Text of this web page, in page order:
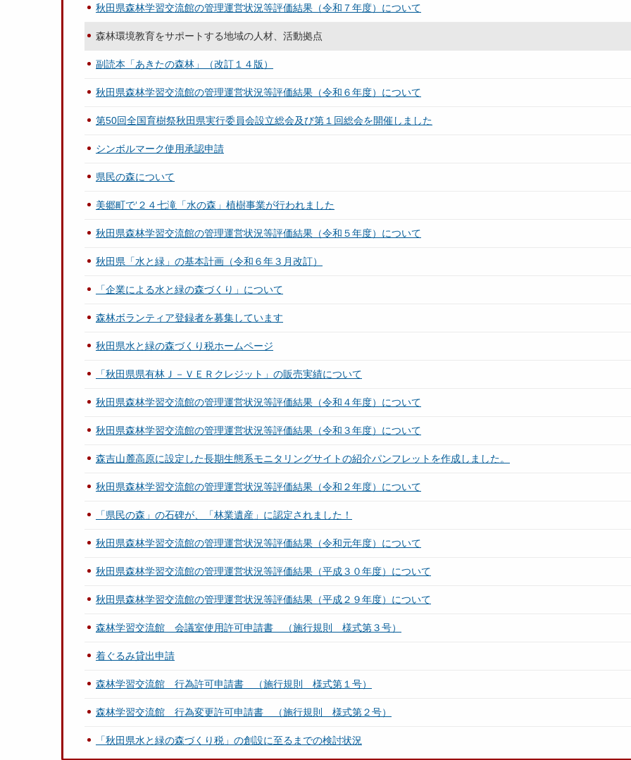
秋田県森林学習交流館の管理運営状況等評価結果（令和７年度）について
森林環境教育をサポートする地域の人材、活動拠点
副読本「あきたの森林」（改訂１４版）
秋田県森林学習交流館の管理運営状況等評価結果（令和６年度）について
第50回全国育樹祭秋田県実行委員会設立総会及び第１回総会を開催しました
シンボルマーク使用承認申請
県民の森について
美郷町で‘２４七滝「水の森」植樹事業が行われました
秋田県森林学習交流館の管理運営状況等評価結果（令和５年度）について
秋田県「水と緑」の基本計画（令和６年３月改訂）
「企業による水と緑の森づくり」について
森林ボランティア登録者を募集しています
秋田県水と緑の森づくり税ホームページ
「秋田県県有林Ｊ－ＶＥＲクレジット」の販売実績について
秋田県森林学習交流館の管理運営状況等評価結果（令和４年度）について
秋田県森林学習交流館の管理運営状況等評価結果（令和３年度）について
森吉山麓高原に設定した長期生態系モニタリングサイトの紹介パンフレットを作成しました。
秋田県森林学習交流館の管理運営状況等評価結果（令和２年度）について
「県民の森」の石碑が、「林業遺産」に認定されました！
秋田県森林学習交流館の管理運営状況等評価結果（令和元年度）について
秋田県森林学習交流館の管理運営状況等評価結果（平成３０年度）について
秋田県森林学習交流館の管理運営状況等評価結果（平成２９年度）について
森林学習交流館 会議室使用許可申請書 （施行規則 様式第３号）
着ぐるみ貸出申請
森林学習交流館 行為許可申請書 （施行規則 様式第１号）
森林学習交流館 行為変更許可申請書 （施行規則 様式第２号）
「秋田県水と緑の森づくり税」の創設に至るまでの検討状況